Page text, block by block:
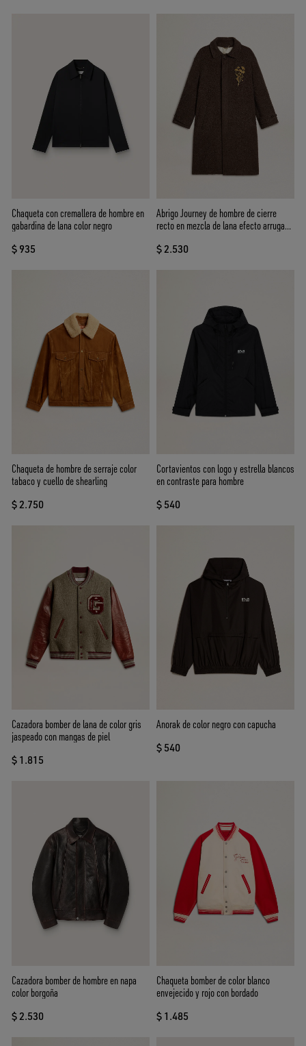
Chaqueta con cremallera de hombre en
gabardina de lana color negro
$ 935
Abrigo Journey de hombre de cierre
recto en mezcla de lana efecto arrugado
$ 2.530
Chaqueta de hombre de serraje color
tabaco y cuello de shearling
$ 2.750
Cortavientos con logo y estrella blancos
en contraste para hombre
$ 540
Cazadora bomber de lana de color gris
jaspeado con mangas de piel
$ 1.815
Anorak de color negro con capucha
$ 540
Cazadora bomber de hombre en napa
color borgoña
$ 2.530
Chaqueta bomber de color blanco
envejecido y rojo con bordado
$ 1.485